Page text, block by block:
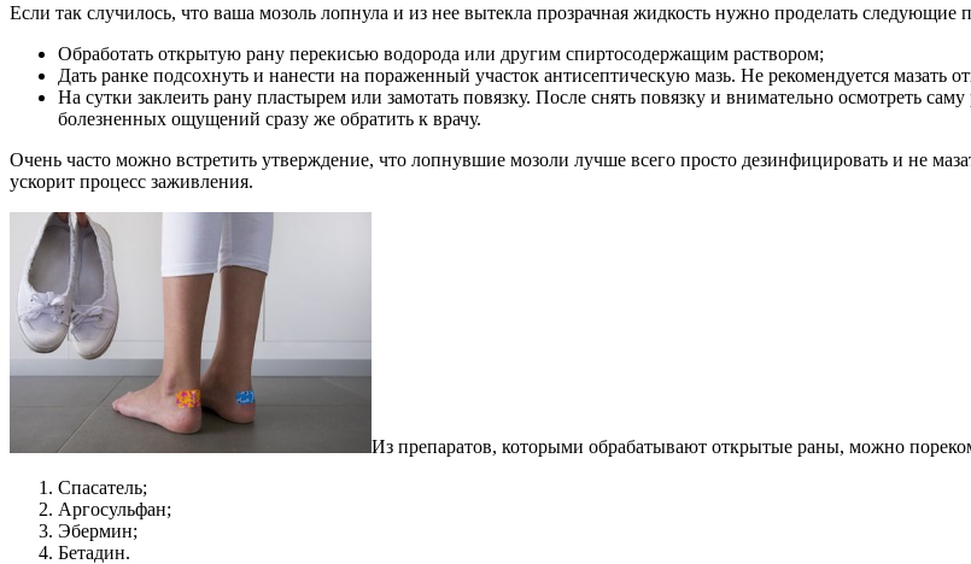
Если так случилось, что ваша мозоль лопнула и из нее вытекла прозрачная жидкость нужно проделать следующие
Обработать открытую рану перекисью водорода или другим спиртосодержащим раствором;
Дать ранке подсохнуть и нанести на пораженный участок антисептическую мазь. Не рекомендуется мазать
На сутки заклеить рану пластырем или замотать повязку. После снять повязку и внимательно осмотреть
болезненных ощущений сразу же обратить к врачу.
Очень часто можно встретить утверждение, что лопнувшие мозоли лучше всего просто дезинфицировать и не
ускорит процесс заживления.
Из препаратов, которыми обрабатывают открытые раны, можно
Спасатель;
Аргосульфан;
Эбермин;
Бетадин.